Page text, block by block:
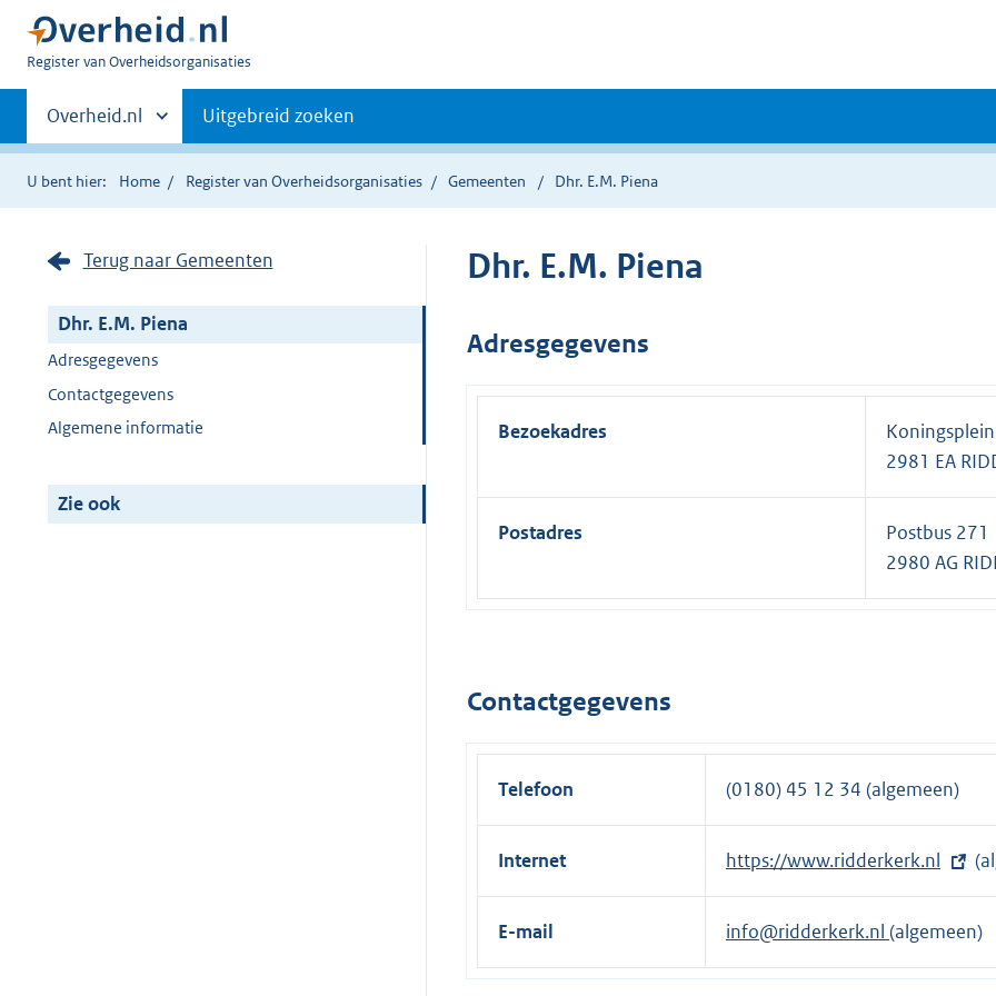
U
Register van Overheidsorganisaties
Primaire
navigatie
Andere
sites
binnen
Overheid.nl Uitgebreid zoeken
U bent hier: Home Register van Overheidsorganisaties Gemeenten Dhr. E.M. Piena
Terug naar Gemeenten
Dhr. E.M. Piena
Adresgegevens
Contactgegevens
Algemene informatie
Zie ook
Dhr. E.M. Piena
Adresgegevens
Bezoekadres
Koningsplein
2981 EA
Postadres
Postbus 271
2980 AG
Contactgegevens
Telefoon (0180) 45 12 34 (algemeen)
Internet
E
x
t
r
https://www.ridderkerk.nl
E-mail info@ridderkerk.nl (algemeen)